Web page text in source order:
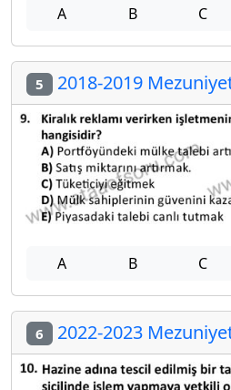
A B C
5 2018-2019
A B C
6 2022-2023